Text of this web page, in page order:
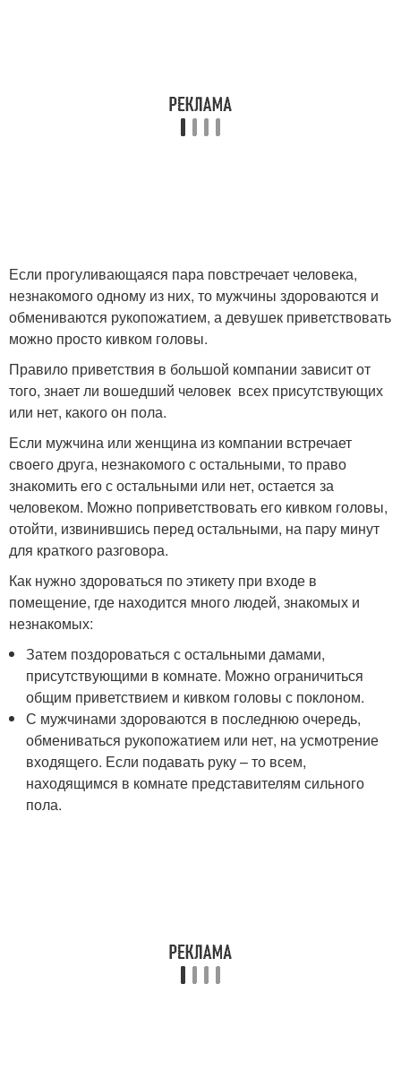
Если прогуливающаяся пара повстречает человека,
незнакомого одному из них, то мужчины здороваются и
обмениваются рукопожатием, а девушек приветствовать
можно просто кивком головы.
Правило приветствия в большой компании зависит от
того, знает ли вошедший человек всех присутствующих
или нет, какого он пола.
Если мужчина или женщина из компании встречает
своего друга, незнакомого с остальными, то право
знакомить его с остальными или нет, остается за
человеком. Можно поприветствовать его кивком головы,
отойти, извинившись перед остальными, на пару минут
для краткого разговора.
Как нужно здороваться по этикету при входе в
помещение, где находится много людей, знакомых и
незнакомых:
Затем поздороваться с остальными дамами,
присутствующими в комнате. Можно ограничиться
общим приветствием и кивком головы с поклоном.
С мужчинами здороваются в последнюю очередь,
обмениваться рукопожатием или нет, на усмотрение
входящего. Если подавать руку – то всем,
находящимся в комнате представителям сильного
пола.